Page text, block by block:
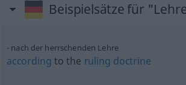
Beispielsätze für
nach der herrschenden Lehre
according to the ruling doctrine